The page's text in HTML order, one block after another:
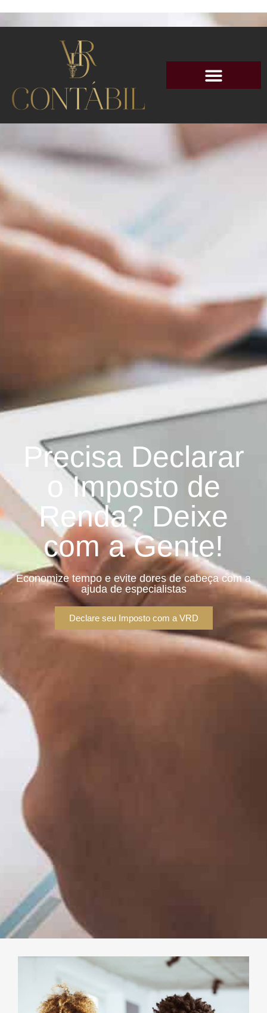
Precisa Declarar
o Imposto de
Renda? Deixe
com a Gente!
Economize tempo e evite dores de cabeça com a
ajuda de especialistas
Declare seu Imposto com a VRD